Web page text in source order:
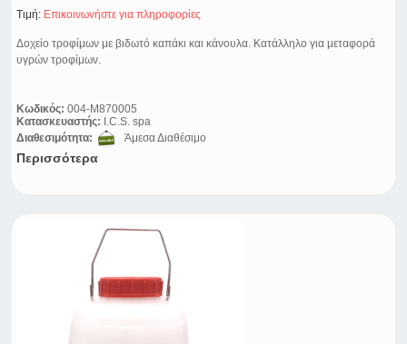
Τιμή: Eπικοινωνήστε για πληροφορίες
Δοχείο τροφίμων με βιδωτό καπάκι και κάνουλα. Κατάλληλο για μεταφορά
υγρών τροφίμων.
Κωδικός: 004-M870005
Κατασκευαστής: I.C.S. spa
Διαθεσιμότητα:
Άμεσα Διαθέσιμο
Περισσότερα